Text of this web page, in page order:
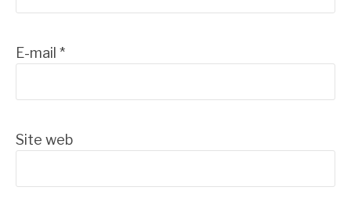
E-mail *
Site web